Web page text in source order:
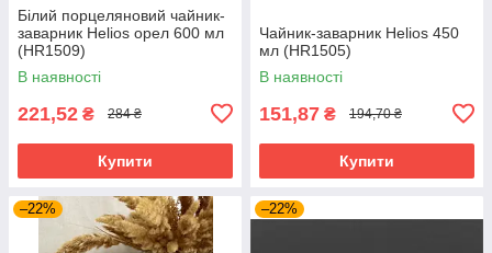
Білий порцеляновий чайник-
заварник Helios орел 600 мл
(HR1509)
В наявності
221,52 ₴ 284 ₴
Купити
Чайник-заварник Helios 450
мл (HR1505)
В наявності
151,87 ₴ 194,70 ₴
Купити
–22% –22%